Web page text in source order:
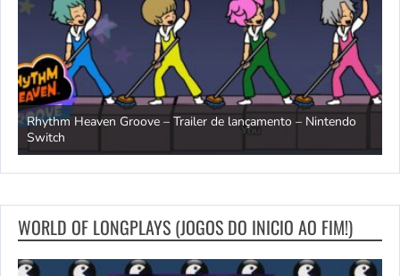
Rhythm Heaven Groove – Trailer de lançamento – Nintendo
Switch
WORLD OF LONGPLAYS (JOGOS DO INICIO AO FIM!)